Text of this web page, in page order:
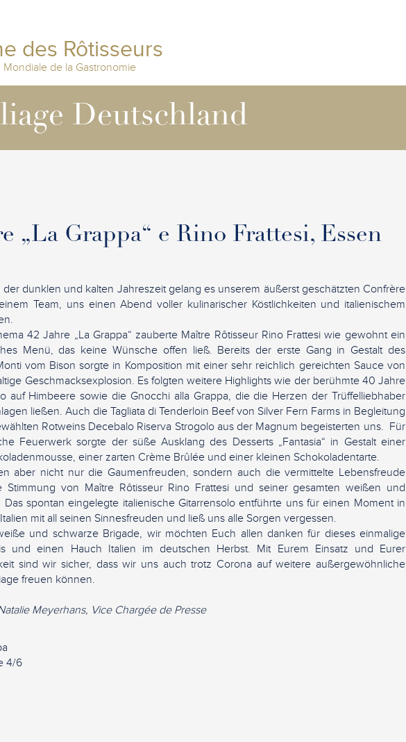
des Rôtisseurs
Mondiale de la Gastronomie
Deutschland
„La Grappa“ e Rino Frattesi, Essen
dunklen und kalten Jahreszeit gelang es unserem äußerst geschätzten Confrère
Team, uns einen Abend voller kulinarischer Köstlichkeiten und italienischem
42 Jahre „La Grappa“ zauberte Maître Rôtisseur Rino Frattesi wie gewohnt ein
Menü, das keine Wünsche offen ließ. Bereits der erste Gang in Gestalt des
vom Bison sorgte in Komposition mit einer sehr reichlich gereichten Sauce von
Geschmacksexplosion. Es folgten weitere Highlights wie der berühmte 40 Jahre
auf Himbeere sowie die Gnocchi alla Grappa, die die Herzen der Trüffelliebhaber
ließen. Auch die Tagliata di Tenderloin Beef von Silver Fern Farms in Begleitung
Rotweins Decebalo Riserva Strogolo aus der Magnum begeisterten uns. Für
Feuerwerk sorgte der süße Ausklang des Desserts „Fantasia“ in Gestalt einer
einer zarten Crème Brûlée und einer kleinen Schokoladentarte.
aber nicht nur die Gaumenfreuden, sondern auch die vermittelte Lebensfreude
von Maître Rôtisseur Rino Frattesi und seiner gesamten weißen und
spontan eingelegte italienische Gitarrensolo entführte uns für einen Moment in
mit all seinen Sinnesfreuden und ließ uns alle Sorgen vergessen.
und schwarze Brigade, wir möchten Euch allen danken für dieses einmalige
und einen Hauch Italien im deutschen Herbst. Mit Eurem Einsatz und Eurer
sind wir sicher, dass wir uns auch trotz Corona auf weitere außergewöhnliche
freuen können.
Meyerhans, Vice Chargée de Presse
4/6